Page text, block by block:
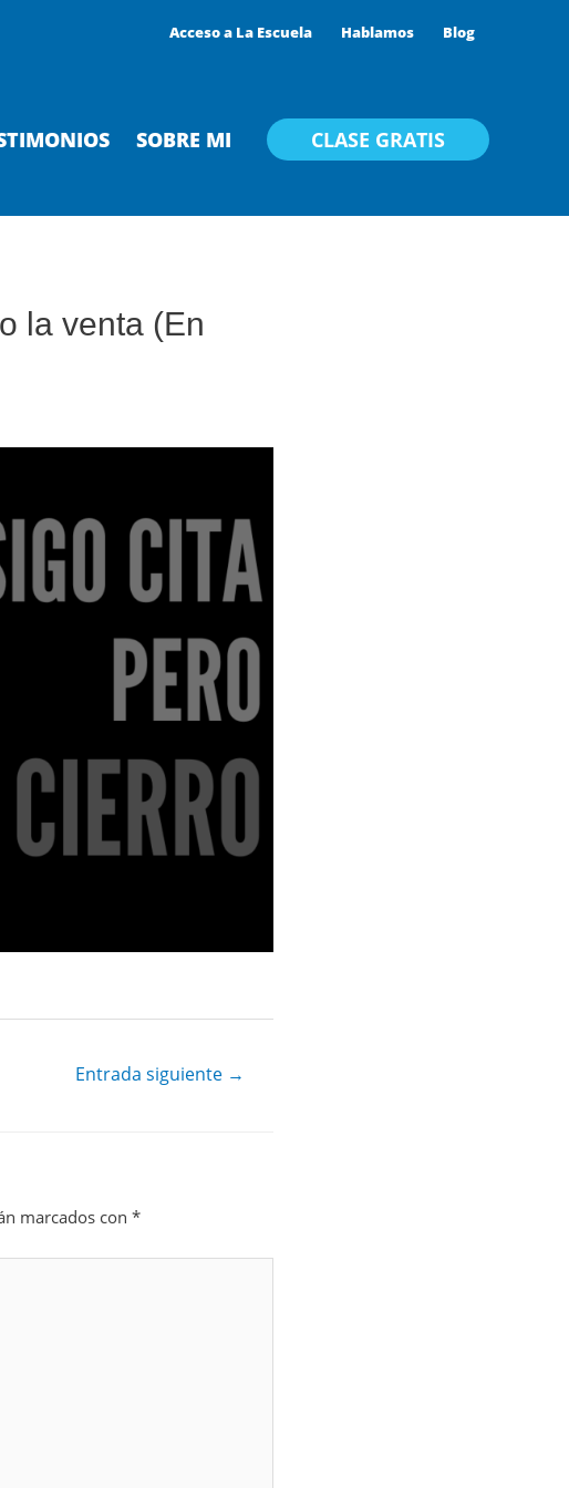
Acceso a La Escuela Hablamos Blog
SOBRE MI CLASE GRATIS
la venta (En
Entrada siguiente →
marcados con *